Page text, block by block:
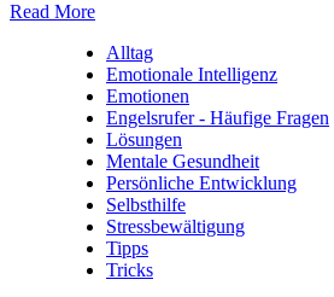
Read More
Alltag
Emotionale Intelligenz
Emotionen
Engelsrufer - Häufige Fragen
Lösungen
Mentale Gesundheit
Persönliche Entwicklung
Selbsthilfe
Stressbewältigung
Tipps
Tricks